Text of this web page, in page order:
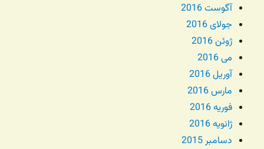
آگوست 2016
جولای 2016
ژوئن 2016
می 2016
آوریل 2016
مارس 2016
فوریه 2016
ژانویه 2016
دسامبر 2015